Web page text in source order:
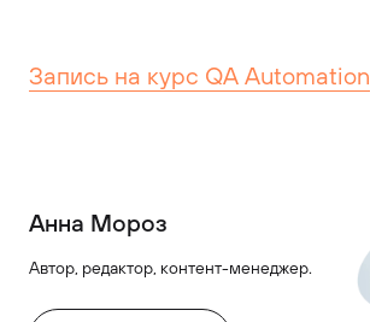
Запись на курс QA Automation
Анна Мороз
Автор, редактор, контент-менеджер.